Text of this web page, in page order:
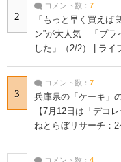
2
コメント数： 7
「もっと早く買え
ン”が大人気 「プラ
した」（2/2） | ライ
3
コメント数： 7
兵庫県の「ケーキ」
【7月12日は「デコ
ねとらぼリサーチ：2
コメント数： 4